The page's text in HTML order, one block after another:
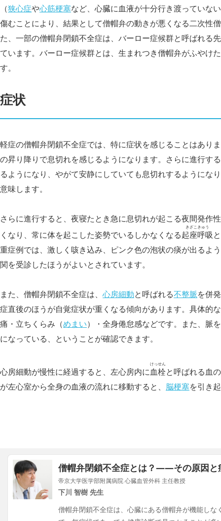
（狭心症や心筋梗塞など、心臓に血液が十分行き渡っていな
傷むことにより、結果として僧帽弁の動きが悪くなる二次性
た、一部の僧帽弁閉鎖不全症は、バーロー症候群と呼ばれる
ています。バーロー症候群とは、生まれつき僧帽弁がふやけ
す。
症状
軽症の僧帽弁閉鎖不全症では、特に症状を感じることはあり
の昇り降りで息切れを感じるようになります。さらに進行す
るようになり、やがて安静にしていても息切れするようにな
意味します。
さらに進行すると、夜寝たとき急に息切れが起こる夜間発作
くなり、常に体を起こした姿勢でいるしかなくなる起座呼吸
きざこきゅう
重症例では、激しく咳き込み、ピンク色の泡状の痰が出るよ
関を受診したほうがよいとされています。
また、僧帽弁閉鎖不全症は、 心房細動と呼ばれる不整脈を併
症直後のほうが自覚症状が重くなる傾向があります。具体的
痛・立ちくらみ（めまい）・全身倦怠感などです。また、脈
になっている、ということが確認できます。
心房細動が慢性に経過すると、左心房内に血栓
けっせん
と呼ばれる血
が左心室から全身の血液の流れに移動すると、 脳梗塞を引き
僧帽弁閉鎖不全症とは？――​​その原因と
帝京大学医学部附属病院 心臓血管外科 主任教授
下川 智樹 先生
僧帽弁閉鎖不全症は、心臓にある僧帽弁が機能し